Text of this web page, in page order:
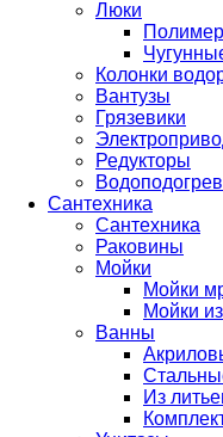
Люки
Колонки
Вантузы
Грязевики
Редукторы
Сантехника
Сантехника
Раковины
Мойки
Мойки
Мойки
Ванны
Из